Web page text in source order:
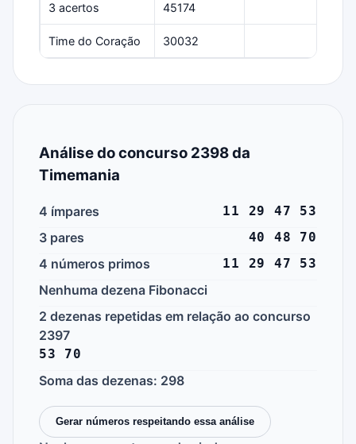
3 acertos 45174
Time do Coração 30032
Análise do concurso 2398 da
Timemania
4 ímpares 11 29 47 53
3 pares 40 48 70
4 números primos 11 29 47 53
Nenhuma dezena Fibonacci
2 dezenas repetidas em relação ao concurso
2397
53 70
Soma das dezenas: 298
Gerar números respeitando essa análise